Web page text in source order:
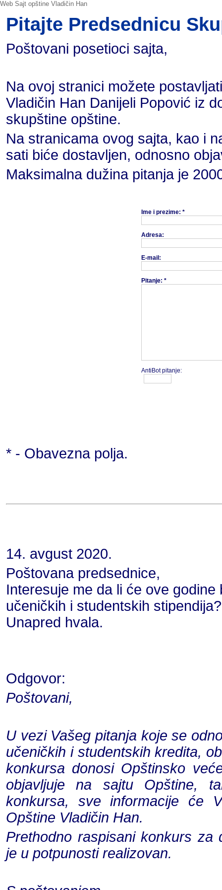
Web Sajt opštine Vladičin Han
Pitajte Predsednicu
Poštovani posetioci sajta,
Na ovoj stranici možete
Vladičin Han Danijeli Popović iz
skupštine opštine.
Na stranicama ovog sajta, kao i
sati biće dostavljen, odnosno
Maksimalna dužina pitanja je
Ime i prezime: *
Adresa:
E-mail:
Pitanje: *
AntiBot pitanje:
* - Obavezna polja.
14. avgust 2020.
Poštovana predsednice,
Interesuje me da li će ove
učeničkih i studentskih stipendija?
Unapred hvala.
Odgovor:
Poštovani,
U vezi Vašeg pitanja koje se
učeničkih i studentskih kredita,
konkursa donosi Opštinsko
objavljuje na sajtu Opštine,
konkursa, sve informacije će
Opštine Vladičin Han.
Prethodno raspisani konkurs za
je u potpunosti realizovan.